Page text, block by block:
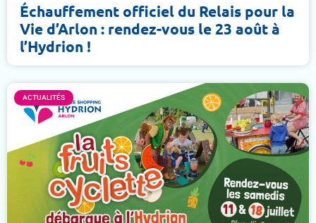
Échauffement officiel du Relais pour la
Vie d’Arlon : rendez-vous le 23 août à
l’Hydrion !
ACTUALITÉS